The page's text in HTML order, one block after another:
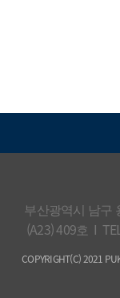
부산광역시 남구
(A23) 409호  I
COPYRIGHT(C) 2021